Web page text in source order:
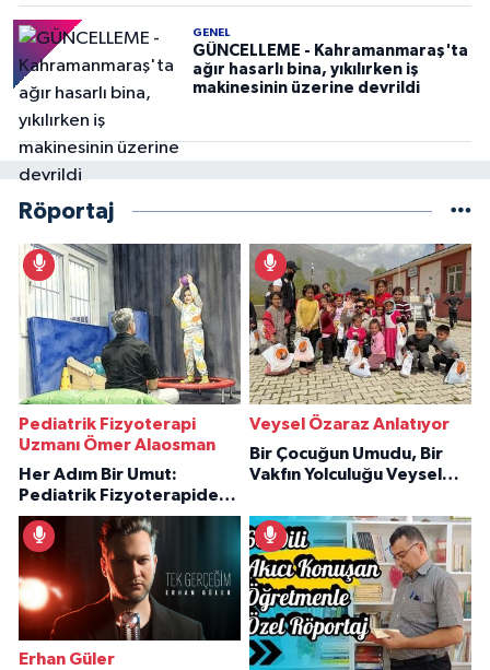
GENEL
GÜNCELLEME - Kahramanmaraş'ta
ağır hasarlı bina, yıkılırken iş
makinesinin üzerine devrildi
Röportaj
Pediatrik Fizyoterapi
Uzmanı Ömer Alaosman
Her Adım Bir Umut:
Pediatrik Fizyoterapiden
İlham Veren Hikâyeler
Veysel Özaraz Anlatıyor
Bir Çocuğun Umudu, Bir
Vakfın Yolculuğu Veysel
Erhan Güler